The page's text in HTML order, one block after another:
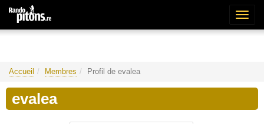
Accueil Membres Profil de evalea
evalea